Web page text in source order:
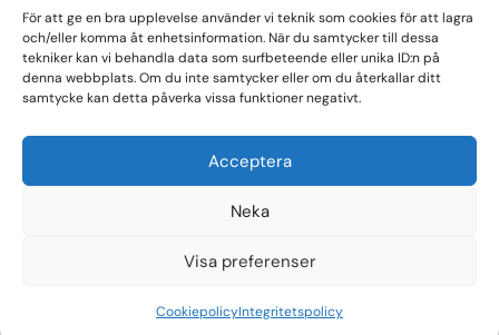
För att ge en bra upplevelse använder vi teknik som cookies för att lagra
och/eller komma åt enhetsinformation. När du samtycker till dessa
tekniker kan vi behandla data som surfbeteende eller unika ID:n på
denna webbplats. Om du inte samtycker eller om du återkallar ditt
samtycke kan detta påverka vissa funktioner negativt.
Acceptera
Neka
Visa preferenser
CookiepolicyIntegritetspolicy
Följ oss
Facebook
Prenumerera på nyhetsbrev